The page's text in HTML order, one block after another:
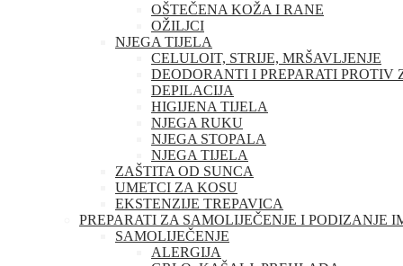
OŠTEČENA KOŽA I RANE
OŽILJCI
NJEGA TIJELA
CELULOIT, STRIJE, MRŠAVLJENJE
DEODORANTI I PREPARATI PROTIV
DEPILACIJA
HIGIJENA TIJELA
NJEGA RUKU
NJEGA STOPALA
NJEGA TIJELA
ZAŠTITA OD SUNCA
UMETCI ZA KOSU
EKSTENZIJE TREPAVICA
PREPARATI ZA SAMOLIJEČENJE I PODIZANJE
SAMOLIJEČENJE
ALERGIJA